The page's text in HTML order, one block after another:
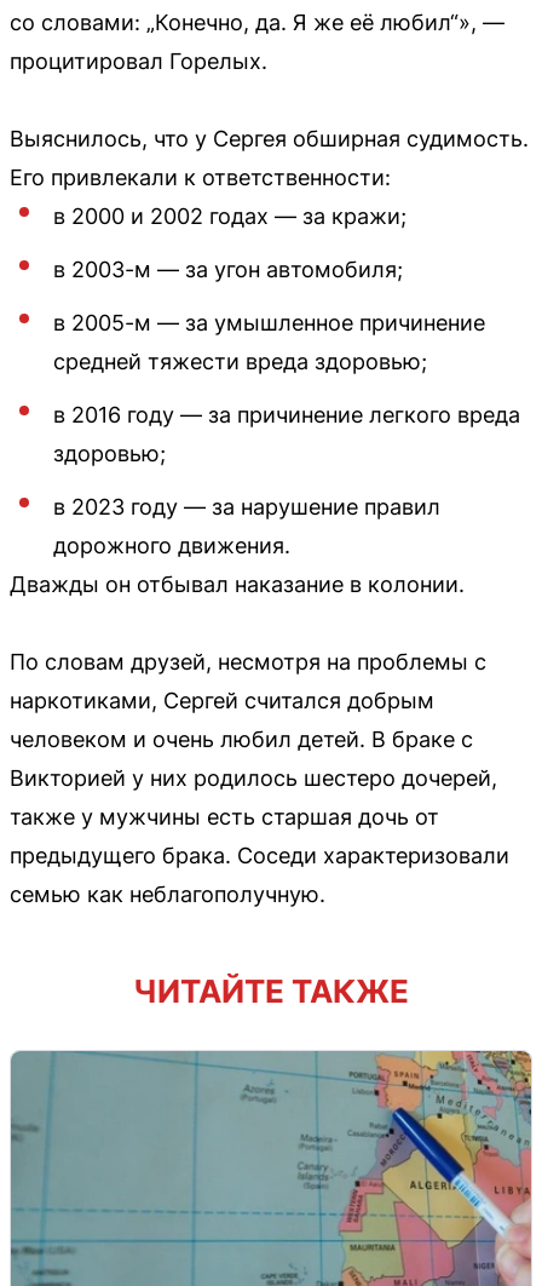
со словами: „Конечно, да. Я же её любил“», —
процитировал Горелых.
Выяснилось, что у Сергея обширная судимость.
Его привлекали к ответственности:
в 2000 и 2002 годах — за кражи;
в 2003-м — за угон автомобиля;
в 2005-м — за умышленное причинение
средней тяжести вреда здоровью;
в 2016 году — за причинение легкого вреда
здоровью;
в 2023 году — за нарушение правил
дорожного движения.
Дважды он отбывал наказание в колонии.
По словам друзей, несмотря на проблемы с
наркотиками, Сергей считался добрым
человеком и очень любил детей. В браке с
Викторией у них родилось шестеро дочерей,
также у мужчины есть старшая дочь от
предыдущего брака. Соседи характеризовали
семью как неблагополучную.
ЧИТАЙТЕ ТАКЖЕ